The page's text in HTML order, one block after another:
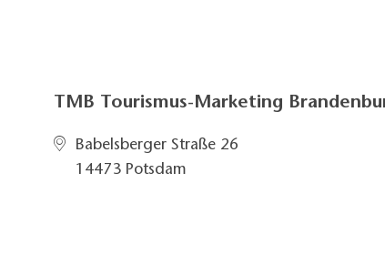
TMB Tourismus-Marketing
Babelsberger Straße 26
14473 Potsdam